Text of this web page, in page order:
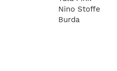
Nino Stoffe
Burda